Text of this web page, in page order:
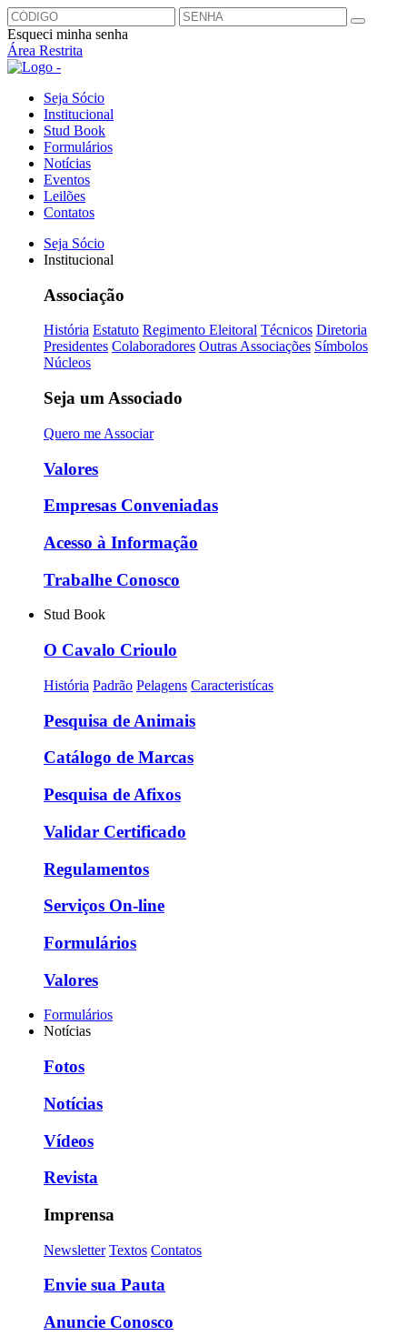
Esqueci minha senha
Área Restrita
Seja Sócio
Institucional
Stud Book
Formulários
Notícias
Eventos
Leilões
Contatos
Seja Sócio
Institucional
Associação
História Estatuto Regimento Eleitoral Técnicos Diretoria
Presidentes Colaboradores Outras Associações Símbolos
Núcleos
Seja um Associado
Quero me Associar
Valores
Empresas Conveniadas
Acesso à Informação
Trabalhe Conosco
Stud Book
O Cavalo Crioulo
História Padrão Pelagens Caracteristícas
Pesquisa de Animais
Catálogo de Marcas
Pesquisa de Afixos
Validar Certificado
Regulamentos
Serviços On-line
Formulários
Valores
Formulários
Notícias
Fotos
Notícias
Vídeos
Revista
Imprensa
Newsletter Textos Contatos
Envie sua Pauta
Anuncie Conosco